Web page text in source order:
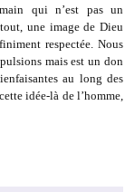
qui n’est pas un
une image de Dieu
respectée. Nous
mais est un don
au long des
idée-là de l’homme,